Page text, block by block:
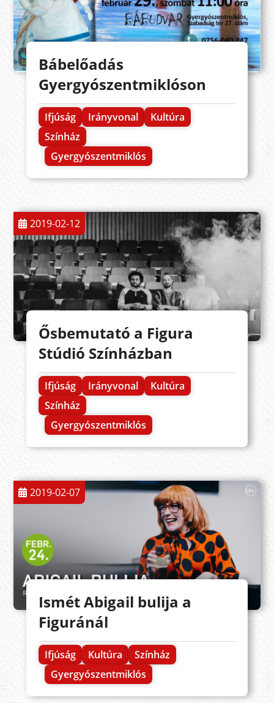
Bábelőadás
Gyergyószentmiklóson
Ifjúság Irányvonal
Kultúra
Színház
Gyergyószentmiklós
2019-02-12
Ősbemutató a Figura
Stúdió Színházban
Ifjúság Irányvonal
Kultúra
Színház
Gyergyószentmiklós
2019-02-07
Ismét Abigail bulija a
Figuránál
Ifjúság Kultúra
Színház
Gyergyószentmiklós